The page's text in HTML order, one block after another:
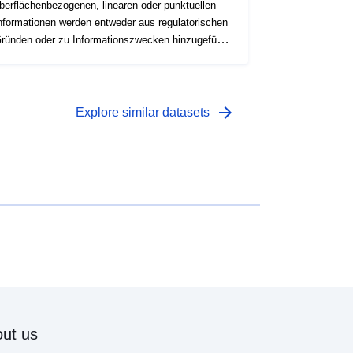
linearen oder punktuellen
werden entweder aus regulatorischen
oder zu Informationszwecken hinzugefügt:
Informationen, die zu Informationszwecken in den
Explore similar datasets arrow_forward
us